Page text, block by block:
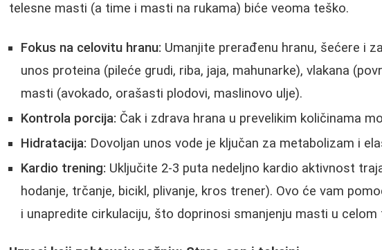
telesne masti (a time i masti na rukama) biće veoma teško.
Fokus na celovitu hranu: Umanjite prerađenu hranu, šećere i
unos proteina (pileće grudi, riba, jaja, mahunarke), vlakana
masti (avokado, orašasti plodovi, maslinovo ulje).
Kontrola porcija: Čak i zdrava hrana u prevelikim količinama
Hidratacija: Dovoljan unos vode je ključan za metabolizam i
Kardio trening: Uključite 2-3 puta nedeljno kardio aktivnost
hodanje, trčanje, bicikl, plivanje, kros trener). Ovo će vam
i unapredite cirkulaciju, što doprinosi smanjenju masti u celom